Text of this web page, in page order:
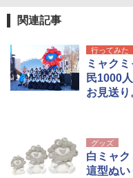
関連記事
行ってみた
ミャク
民1000
お見送
グッズ
白ミャ
這型ぬい